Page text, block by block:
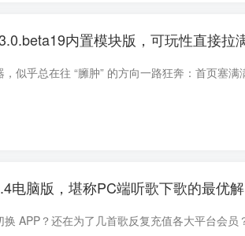
内置模块版，可玩性直接拉
电脑版，堪称PC端听歌下歌的最优解